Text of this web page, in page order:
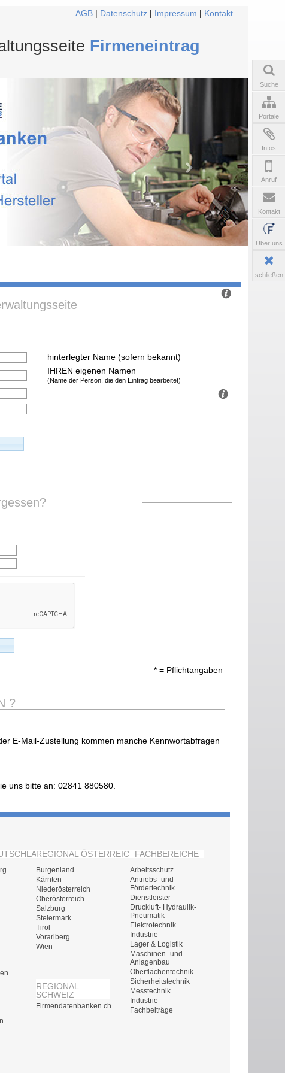
AGB Datenschutz Impressum Kontakt
Firmeneintrag
hinterlegter Name (sofern bekannt)
IHREN eigenen Namen
(Name der Person, die den Eintrag bearbeitet)
* = Pflichtangaben
?
E-Mail-Zustellung kommen manche Kennwortabfragen
uns bitte an: 02841 880580.
REGIONAL ÖSTERREICH
Burgenland
Kärnten
Niederösterreich
Oberösterreich
Salzburg
Steiermark
Tirol
Vorarlberg
Wien
REGIONAL
SCHWEIZ
Firmendatenbanken.ch
FACHBEREICHE
Arbeitsschutz
Antriebs- und
Fördertechnik
Dienstleister
Druckluft- Hydraulik-
Pneumatik
Elektrotechnik
Industrie
Lager & Logistik
Maschinen- und
Anlagenbau
Oberflächentechnik
Sicherheitstechnik
Messtechnik
Industrie
Fachbeiträge
Suche
Portale
Infos
Anruf
Kontakt
Über uns
schließen